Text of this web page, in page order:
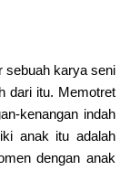
sebuah karya seni
dari itu. Memotret
kenangan indah
anak itu adalah
dengan anak